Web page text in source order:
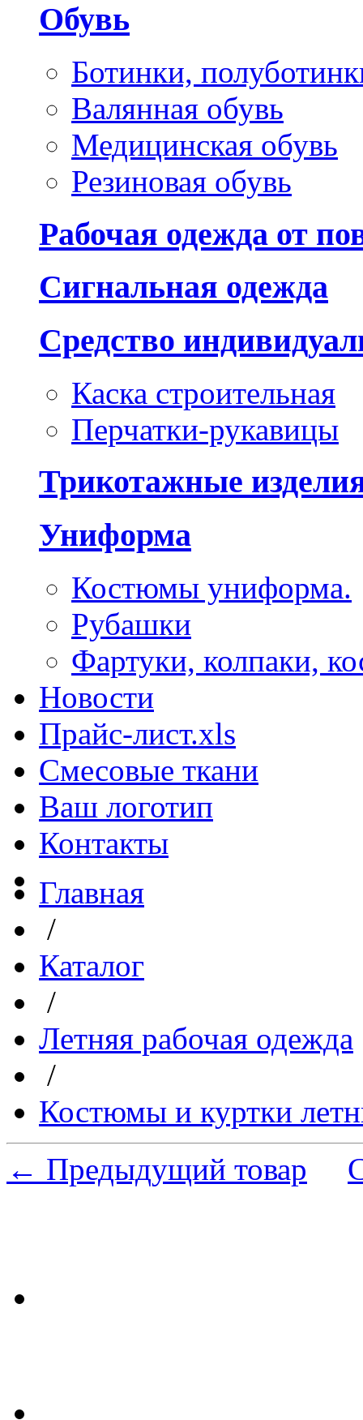
Обувь
Ботинки,
Валянная обувь
Медицинская обувь
Резиновая обувь
Рабочая одежда от
Сигнальная одежда
Средство
Каска строительная
Перчатки-рукавицы
Трикотажные
Униформа
Костюмы униформа.
Рубашки
Фартуки, колпаки,
Новости
Прайс-лист.xls
Смесовые ткани
Ваш логотип
Контакты
Главная
/
Каталог
/
Летняя рабочая одежда
/
Костюмы и куртки
← Предыдущий товар